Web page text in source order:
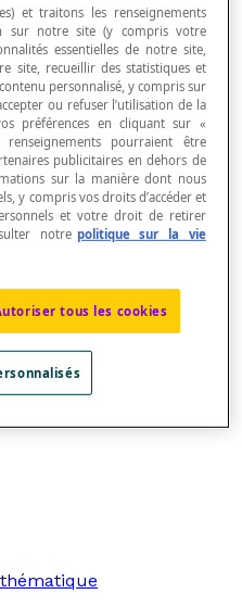
forment lafrontière
plane.
et traitons les renseignements
sur notre site (y compris votre
essentielles de notre site,
site, recueillir des statistiques et
personnalisé, y compris sur
ou refuser l’utilisation de la
préférences en cliquant sur «
pourraient être
publicitaires en dehors de
sur la manière dont nous
y compris vos droits d’accéder et
et votre droit de retirer
notre politique sur la vie
tous les cookies